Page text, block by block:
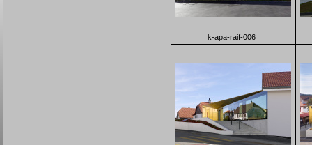
k-apa-raif-006